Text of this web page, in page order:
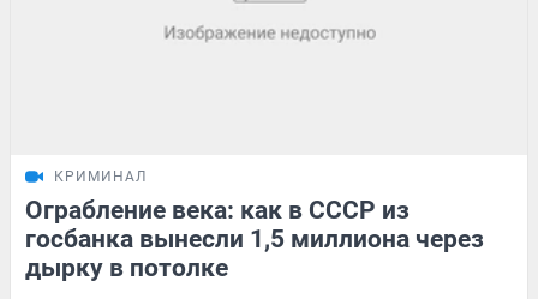
КРИМИНАЛ
Ограбление века: как в СССР из
госбанка вынесли 1,5 миллиона через
дырку в потолке